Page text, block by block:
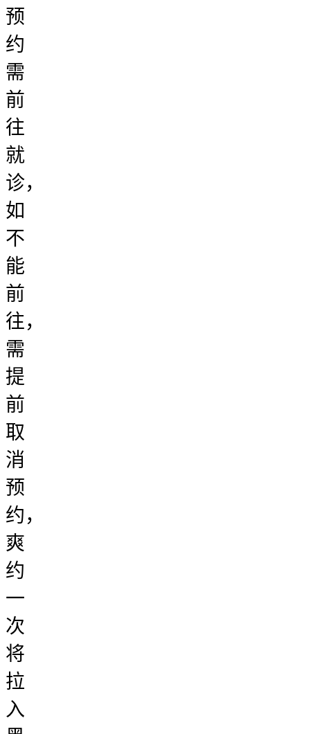
预
约
需
前
往
就
诊，
如
不
能
前
往，
需
提
前
取
消
预
约，
爽
约
一
次
将
拉
入